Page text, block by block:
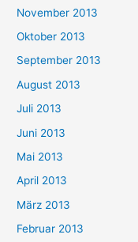
November 2013
Oktober 2013
September 2013
August 2013
Juli 2013
Juni 2013
Mai 2013
April 2013
März 2013
Februar 2013